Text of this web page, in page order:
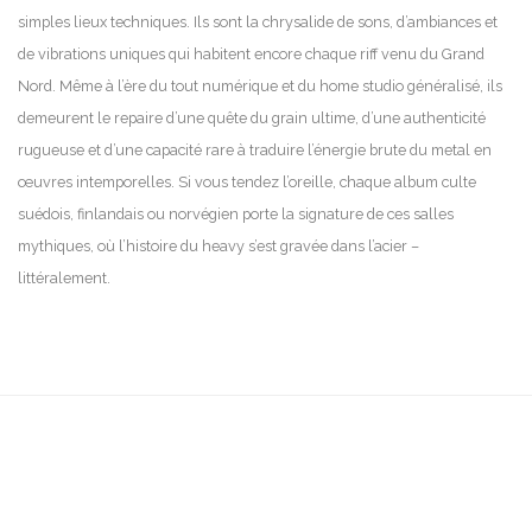
simples lieux techniques. Ils sont la chrysalide de sons, d’ambiances et
de vibrations uniques qui habitent encore chaque riff venu du Grand
Nord. Même à l’ère du tout numérique et du home studio généralisé, ils
demeurent le repaire d’une quête du grain ultime, d’une authenticité
rugueuse et d’une capacité rare à traduire l’énergie brute du metal en
œuvres intemporelles. Si vous tendez l’oreille, chaque album culte
suédois, finlandais ou norvégien porte la signature de ces salles
mythiques, où l’histoire du heavy s’est gravée dans l’acier –
littéralement.